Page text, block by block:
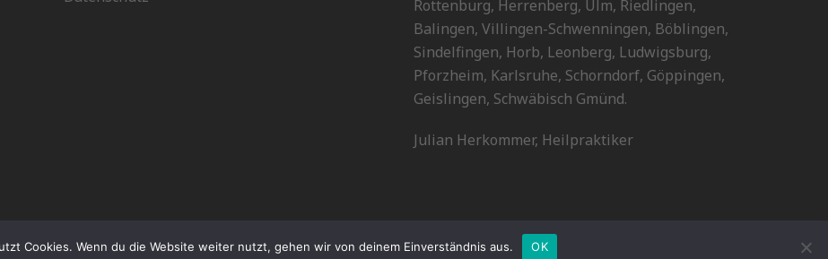
Rottenburg, Herrenberg, Ulm, Riedlingen,
Balingen, Villingen-Schwenningen, Böblingen,
Sindelfingen, Horb, Leonberg, Ludwigsburg,
Pforzheim, Karlsruhe, Schorndorf, Göppingen,
Geislingen, Schwäbisch Gmünd.
Julian Herkommer, Heilpraktiker
Cookies. Wenn du die Website weiter nutzt, gehen wir von deinem Einverständnis aus. OK